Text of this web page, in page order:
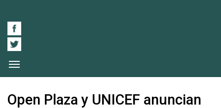
Open Plaza y UNICEF anuncian